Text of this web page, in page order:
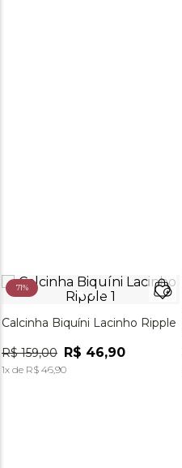
71%
Calcinha Biquíni Lacinho Ripple
R$ 159,00 R$ 46,90
1x de R$ 46,90